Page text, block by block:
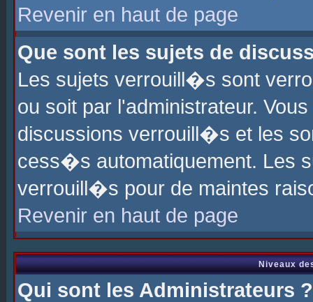
Revenir en haut de page
Que sont les sujets de
Les sujets verrouill�s sont
ou soit par l'administrateur.
discussions verrouill�s et les
cess�s automatiquement. Les
verrouill�s pour de maintes
Revenir en haut de page
Niveaux
Qui sont les Administrateurs ?